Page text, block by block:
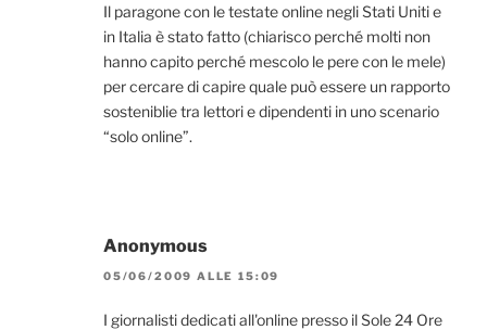
Il paragone con le testate online negli Stati Uniti e
in Italia è stato fatto (chiarisco perché molti non
hanno capito perché mescolo le pere con le mele)
per cercare di capire quale può essere un rapporto
sosteniblie tra lettori e dipendenti in uno scenario
“solo online”.
Anonymous
05/06/2009 ALLE 15:09
I giornalisti dedicati all'online presso il Sole 24 Ore